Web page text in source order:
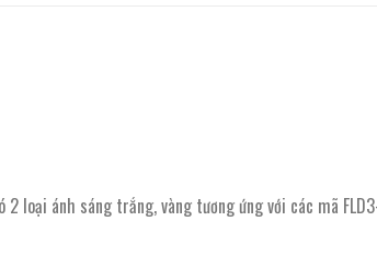
loại ánh sáng trắng, vàng tương ứng với các mã